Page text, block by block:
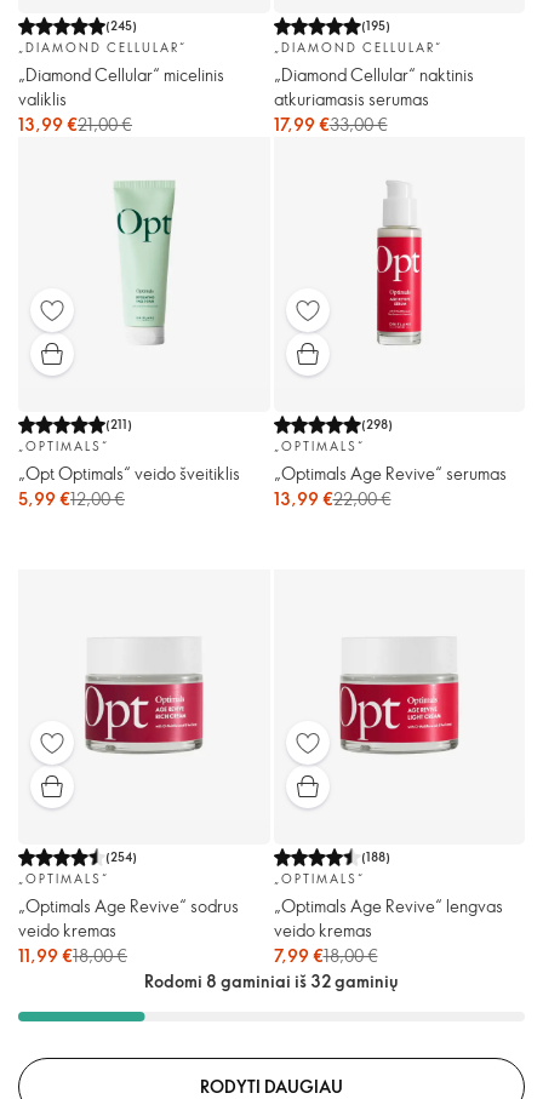
(245)
„DIAMOND CELLULAR“
„Diamond Cellular“ micelinis
valiklis
13,99 €21,00 €
(195)
„DIAMOND CELLULAR“
„Diamond Cellular“ naktinis
atkuriamasis serumas
17,99 €33,00 €
(211)
„OPTIMALS“
„Opt Optimals“ veido šveitiklis
5,99 €12,00 €
(298)
„OPTIMALS“
„Optimals Age Revive“ serumas
13,99 €22,00 €
(254)
„OPTIMALS“
„Optimals Age Revive“ sodrus
veido kremas
11,99 €18,00 €
(188)
„OPTIMALS“
„Optimals Age Revive“ lengvas
veido kremas
7,99 €18,00 €
Rodomi 8 gaminiai iš 32 gaminių
RODYTI DAUGIAU